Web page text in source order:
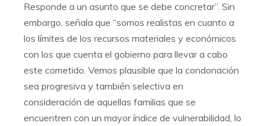
Responde a un asunto que se debe concretar”. Sin
embargo, señala que “somos realistas en cuanto a
los límites de los recursos materiales y económicos
con los que cuenta el gobierno para llevar a cabo
este cometido. Vemos plausible que la condonación
sea progresiva y también selectiva en
consideración de aquellas familias que se
encuentren con un mayor índice de vulnerabilidad, lo